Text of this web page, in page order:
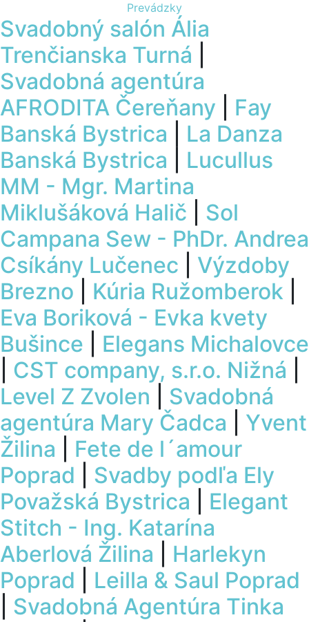
Prevádzky
Svadobný salón Ália
Trenčianska Turná
Svadobná agentúra
AFRODITA Čereňany
Fay
Banská Bystrica
La Danza
Banská Bystrica
Lucullus
MM - Mgr. Martina
Miklušáková Halič
Sol
Campana Sew - PhDr. Andrea
Csíkány Lučenec
Výzdoby
Brezno
Kúria Ružomberok
Eva Boriková - Evka kvety
Bušince
Elegans Michalovce
CST company, s.r.o. Nižná
Level Z Zvolen
Svadobná
agentúra Mary Čadca
Yvent
Žilina
Fete de l´amour
Poprad
Svadby podľa Ely
Považská Bystrica
Elegant
Stitch - Ing. Katarína
Aberlová Žilina
Harlekyn
Poprad
Leilla & Saul Poprad
Svadobná Agentúra Tinka